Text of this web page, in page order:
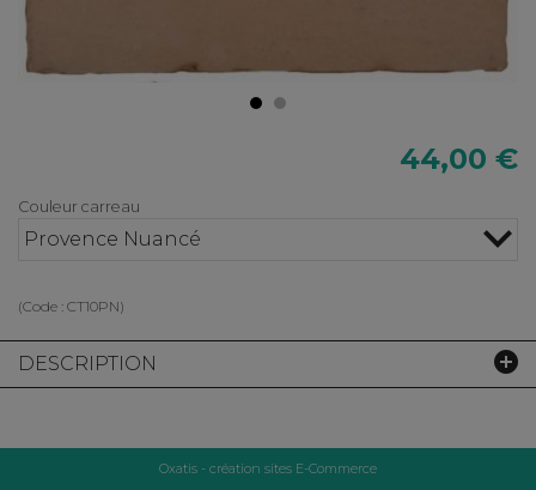
44,00 €
Couleur carreau
Provence Nuancé
(Code : CT10PN)
DESCRIPTION
Oxatis - création sites E-Commerce